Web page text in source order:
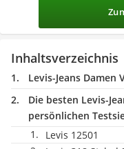
Inhaltsverzeichnis
Levis-Jeans Damen
Die besten Levis-
persönlichen
Levis 12501